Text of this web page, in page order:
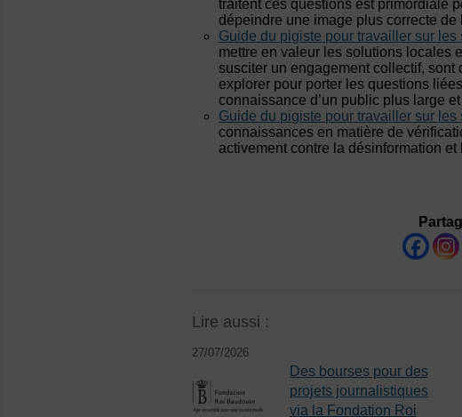
traitent ces questions est primordiale
dépeindre une image plus correcte de
Guide du pigiste pour travailler sur
mettre en valeur les solutions locales
susciter un engagement collectif,
explorer pour porter les questions
connaissance d’un public plus large
Guide du pigiste pour travailler sur
connaissances en matière de
activement contre la désinformation et
Lire aussi :
27/07/2026
Des bourses pour des
projets journalistiques
via la Fondation Roi